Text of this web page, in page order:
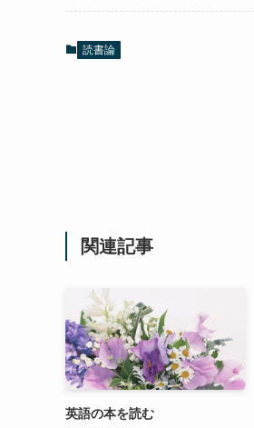
読書論
関連記事
英語の本を読む